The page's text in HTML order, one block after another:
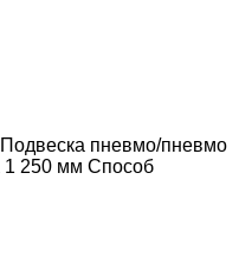
Подвеска пневмо/пневмо
1 250 мм Способ